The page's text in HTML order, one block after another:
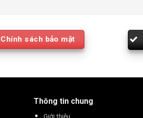
Chính sách bảo mật
Thông tin chung
Giới thiệu